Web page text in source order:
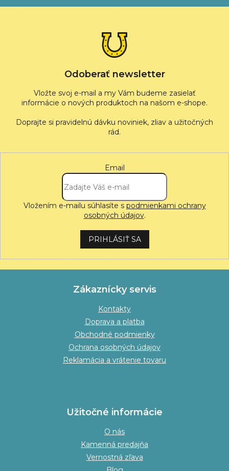
á
Odoberať newsletter
Vložte svoj e-mail a my Vám budeme zasielať
informácie o nových produktoch na našom e-shope.
Email
Vložením e-mailu súhlasíte s podmienkami ochrany
osobných údajov.
PRIHLÁSIŤ SA
Zákaznícky servis
Kontakty
Doprava a platba
Obchodné podmienky
Ochrana osobných údajov
Reklamácia a vrátenie tovaru
Užitočné informácie
O nás
Kamenná predajňa
Vernostná zľava